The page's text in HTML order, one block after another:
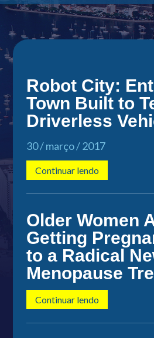
Robot City:
Town Built to
Driverless
30 / março / 2017
Continuar lendo
Older Women
Getting
to a Radical
Menopause
Continuar lendo